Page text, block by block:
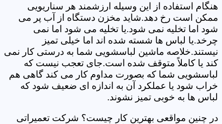
هنگام استفاده از این وسیله ارزشمند هر سناریویی
ممکن است رخ دهد.شاید مخزن دستگاه از آب پر می
شود اما تخلیه نمی شود.یا تخلیه می شود اما نمی
چرخد.یا لباس ها شسته شده اند اما خیلی تمیز
نیستند.خلاصه ماشین لباسشویی شما به درستی کار نمی
کند یا کاملاً متوقف شده است.جای تعجب نیست که
لباسشویی شما که بصورت مداوم کار می کند گاهی هم
خراب شود یا عملکرد آن به اندازه ای ضعیف شود که
لباس ها به خوبی تمیز نشوند.
در چنین مواقعی بهترین کار چیست؟ شرکت تعمیراتی